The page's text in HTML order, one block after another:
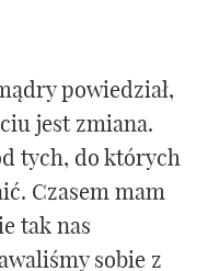
powiedział,
jest zmiana.
tych, do których
Czasem mam
tak nas
sobie z